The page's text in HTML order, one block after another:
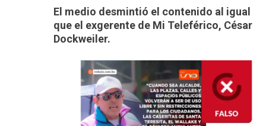
El medio desmintió el contenido al igual
que el exgerente de Mi Teleférico, César
Dockweiler.